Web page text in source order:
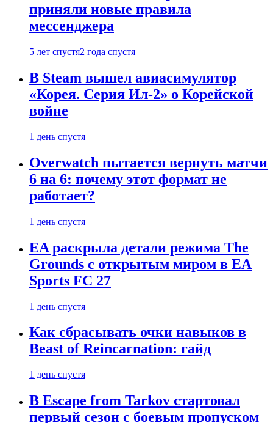
приняли новые правила
мессенджера
5 лет спустя2 года спустя
В Steam вышел авиасимулятор
«Корея. Серия Ил-2» о Корейской
войне
1 день спустя
Overwatch пытается вернуть матчи
6 на 6: почему этот формат не
работает?
1 день спустя
EA раскрыла детали режима The
Grounds с открытым миром в EA
Sports FC 27
1 день спустя
Как сбрасывать очки навыков в
Beast of Reincarnation: гайд
1 день спустя
В Escape from Tarkov стартовал
первый сезон с боевым пропуском